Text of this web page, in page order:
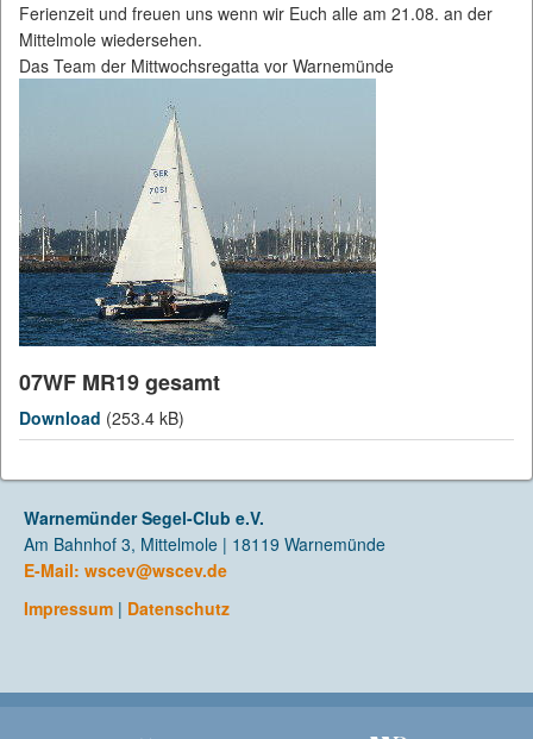
Ferienzeit und freuen uns wenn wir Euch alle am 21.08. an der
Mittelmole wiedersehen.
Das Team der Mittwochsregatta vor Warnemünde
07WF MR19 gesamt
Download (253.4 kB)
Warnemünder Segel-Club e.V.
Am Bahnhof 3, Mittelmole | 18119 Warnemünde
E-Mail: wscev@wscev.de
Impressum | Datenschutz